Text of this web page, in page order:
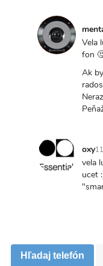
Vela
ludi
NFC
In
reply
to
Vela
ludi
NFC
Vela
fon
Ak
oxy
In
reply
to
by
vela
ucet
Hľadaj telefón